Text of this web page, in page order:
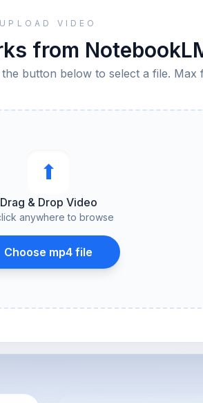
UPLOAD VIDEO
from
button below to select a file. Max
⬆︎
Drag & Drop Video
anywhere to browse
Choose mp4 file